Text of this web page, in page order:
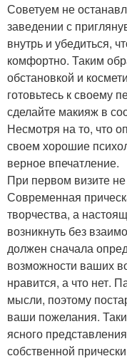
Советуем не
заведении с
внутрь и убедиться,
комфортно. Таким
обстановкой и
готовьтесь к своему
сделайте макияж в
Несмотря на то, что
своем хорошие
верное впечатление.
При первом визите
Современная
творчества, а
возникнуть без
должен сначала
возможности ваших
нравится, а что нет.
мысли, поэтому
ваши пожелания.
ясного
собственной